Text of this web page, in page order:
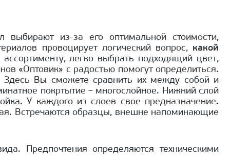
выбирают из-за его оптимальной стоимости,
провоцирует логический вопрос, какой
легко выбрать подходящий цвет,
«Оптовик» с радостью помогут определиться.
Здесь Вы сможете сравнить их между собой и
покртытие – многослойное. Нижний слой
У каждого из слоев свое предназначение.
Встречаются образцы, внешне напоминающие
Предпочтения определяются техническими